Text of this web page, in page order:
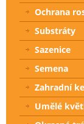
Ochrana
Substráty
Sazenice
Semena
Zahradní
Umělé